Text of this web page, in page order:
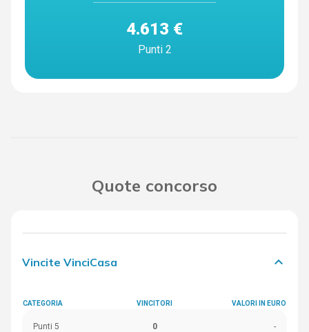
4.613 €
Punti 2
Quote concorso
Vincite VinciCasa keyboard_arrow_down
CATEGORIA VINCITORI VALORI IN EURO
Punti 5 0 -